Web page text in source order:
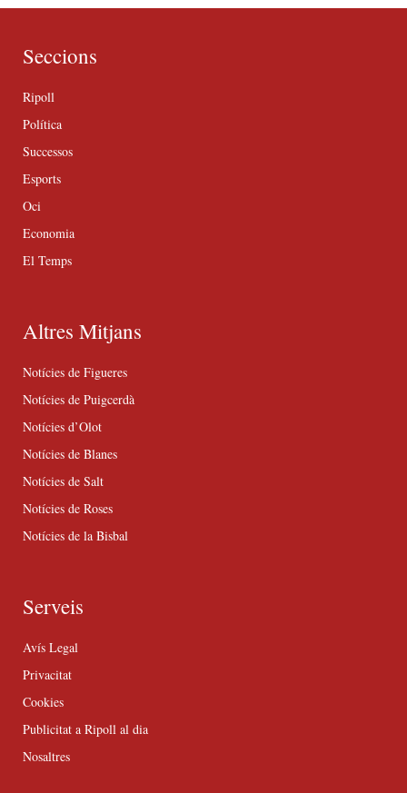
Seccions
Ripoll
Política
Successos
Esports
Oci
Economia
El Temps
Altres Mitjans
Notícies de Figueres
Notícies de Puigcerdà
Notícies d’Olot
Notícies de Blanes
Notícies de Salt
Notícies de Roses
Notícies de la Bisbal
Serveis
Avís Legal
Privacitat
Cookies
Publicitat a Ripoll al dia
Nosaltres